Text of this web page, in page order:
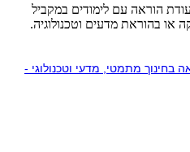
הוראה עם לימודים במקביל
או בהוראת מדעים וטכנולוגיה.
בחינוך מתמטי, מדעי וטכנולוגי -